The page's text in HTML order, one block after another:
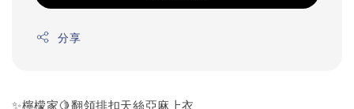
分享
✨檸檬家🍋翻領排扣天絲亞麻上衣